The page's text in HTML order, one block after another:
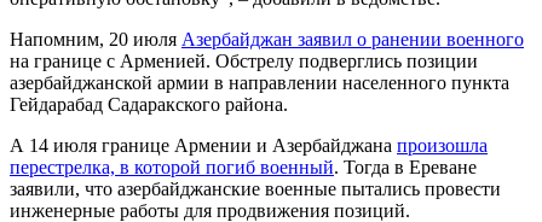
Напомним, 20 июля Азербайджан заявил о ранении военного
на границе с Арменией. Обстрелу подверглись позиции
азербайджанской армии в направлении населенного пункта
Гейдарабад Садаракского района.
А 14 июля границе Армении и Азербайджана произошла
перестрелка, в которой погиб военный. Тогда в Ереване
заявили, что азербайджанские военные пытались провести
инженерные работы для продвижения позиций.